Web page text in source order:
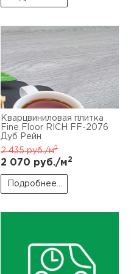
Кварцвиниловая плитка
Fine Floor RICH FF-2076
Дуб Рейн
2 435руб./м2
2 070 руб./м2
Подробнее...